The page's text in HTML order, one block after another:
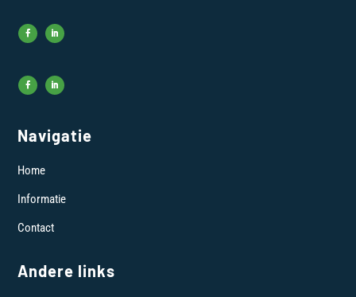
Navigatie
Home
Informatie
Contact
Andere links